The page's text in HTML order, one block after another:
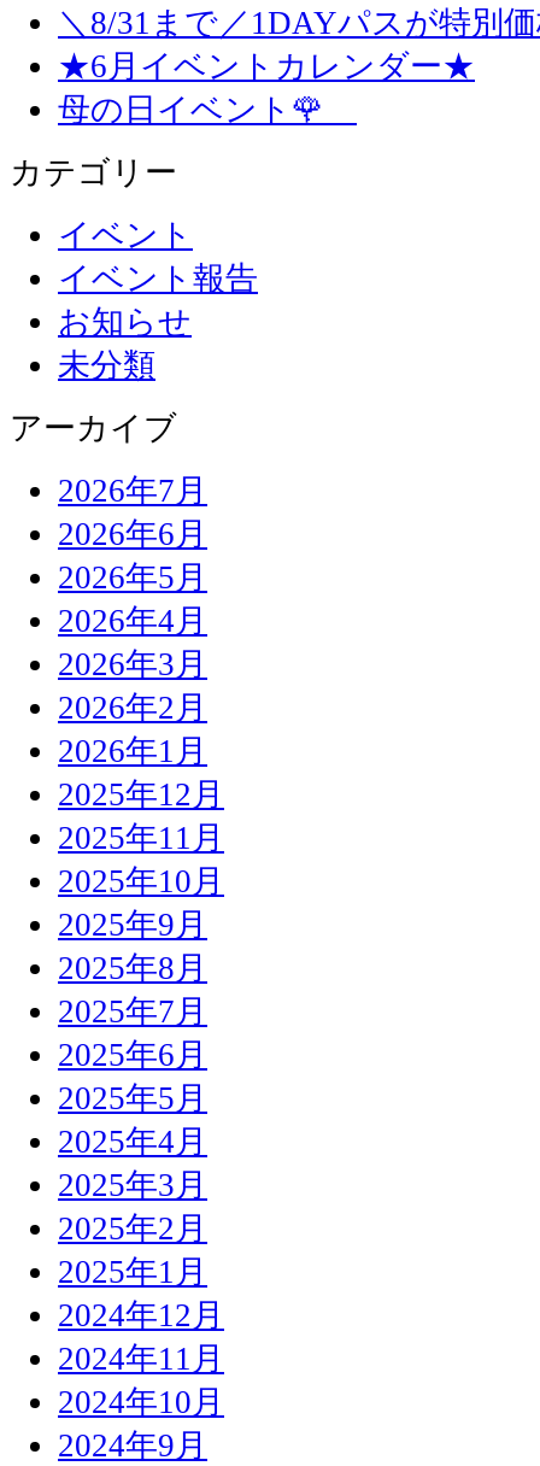
＼8/31まで／1DAYパスが特別
★6月イベントカレンダー★
母の日イベント🌹
カテゴリー
イベント
イベント報告
お知らせ
未分類
アーカイブ
2026年7月
2026年6月
2026年5月
2026年4月
2026年3月
2026年2月
2026年1月
2025年12月
2025年11月
2025年10月
2025年9月
2025年8月
2025年7月
2025年6月
2025年5月
2025年4月
2025年3月
2025年2月
2025年1月
2024年12月
2024年11月
2024年10月
2024年9月